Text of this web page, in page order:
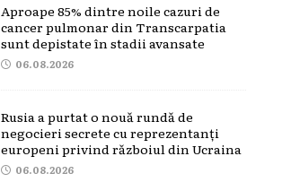
Aproape 85% dintre noile cazuri de
cancer pulmonar din Transcarpatia
sunt depistate în stadii avansate
06.08.2026
Rusia a purtat o nouă rundă de
negocieri secrete cu reprezentanți
europeni privind războiul din Ucraina
06.08.2026